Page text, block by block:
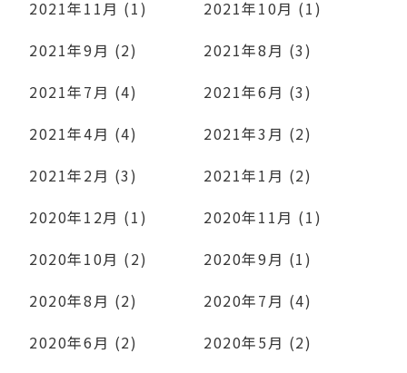
2021年11月 (1)
2021年10月 (1)
2021年9月 (2)
2021年8月 (3)
2021年7月 (4)
2021年6月 (3)
2021年4月 (4)
2021年3月 (2)
2021年2月 (3)
2021年1月 (2)
2020年12月 (1)
2020年11月 (1)
2020年10月 (2)
2020年9月 (1)
2020年8月 (2)
2020年7月 (4)
2020年6月 (2)
2020年5月 (2)